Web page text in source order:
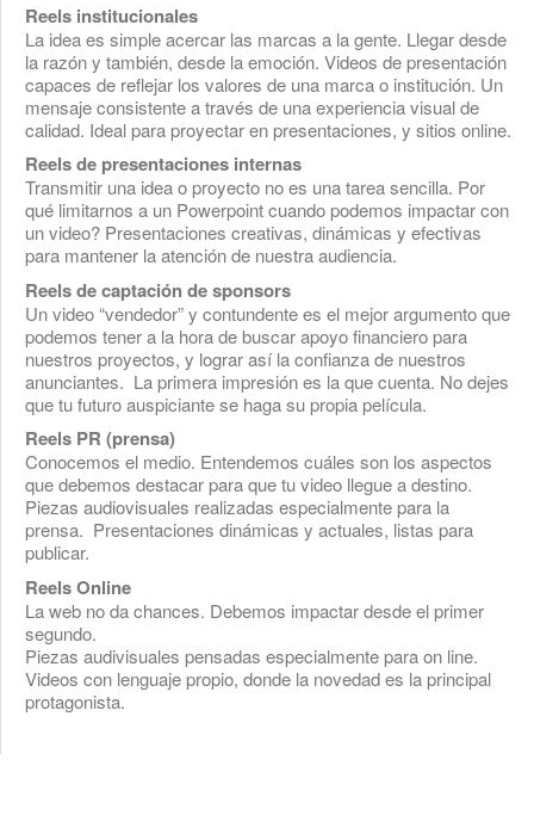
Reels institucionales
La idea es simple acercar las marcas a la gente. Llegar desde
la razón y también, desde la emoción. Videos de presentación
capaces de reflejar los valores de una marca o institución. Un
mensaje consistente a través de una experiencia visual de
calidad. Ideal para proyectar en presentaciones, y sitios online.
Reels de presentaciones internas
Transmitir una idea o proyecto no es una tarea sencilla. Por
qué limitarnos a un Powerpoint cuando podemos impactar con
un video? Presentaciones creativas, dinámicas y efectivas
para mantener la atención de nuestra audiencia.
Reels de captación de sponsors
Un video “vendedor” y contundente es el mejor argumento que
podemos tener a la hora de buscar apoyo financiero para
nuestros proyectos, y lograr así la confianza de nuestros
anunciantes. La primera impresión es la que cuenta. No dejes
que tu futuro auspiciante se haga su propia película.
Reels PR (prensa)
Conocemos el medio. Entendemos cuáles son los aspectos
que debemos destacar para que tu video llegue a destino.
Piezas audiovisuales realizadas especialmente para la
prensa. Presentaciones dinámicas y actuales, listas para
publicar.
Reels Online
La web no da chances. Debemos impactar desde el primer
segundo.
Piezas audivisuales pensadas especialmente para on line.
Videos con lenguaje propio, donde la novedad es la principal
protagonista.